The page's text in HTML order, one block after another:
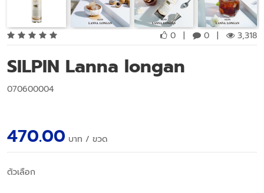
0 | 0 | 3,318
SILPIN Lanna longan
070600004
470.00 บาท / ขวด
ตัวเลือก